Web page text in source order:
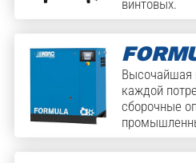
винтовых.
Высочайшая
каждой
сборочные